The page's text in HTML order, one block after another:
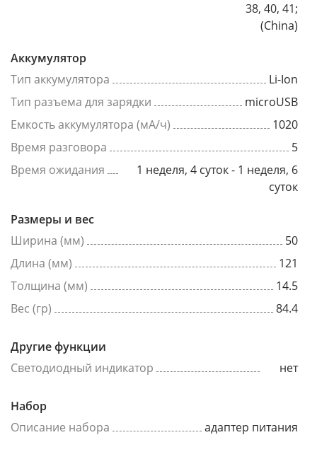
38, 40, 41;
(China)
Аккумулятор
Тип аккумулятора
Li-Ion
Тип разъема для зарядки
microUSB
Емкость аккумулятора (мА/ч)
1020
Время разговора
5
Время ожидания
1 неделя, 4 суток - 1 неделя, 6
суток
Размеры и вес
Ширина (мм)
50
Длина (мм)
121
Толщина (мм)
14.5
Вес (гр)
84.4
Другие функции
Светодиодный индикатор
нет
Набор
Описание набора
адаптер питания